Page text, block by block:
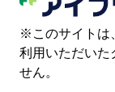
※このサイトは
利用いただいた
せん。